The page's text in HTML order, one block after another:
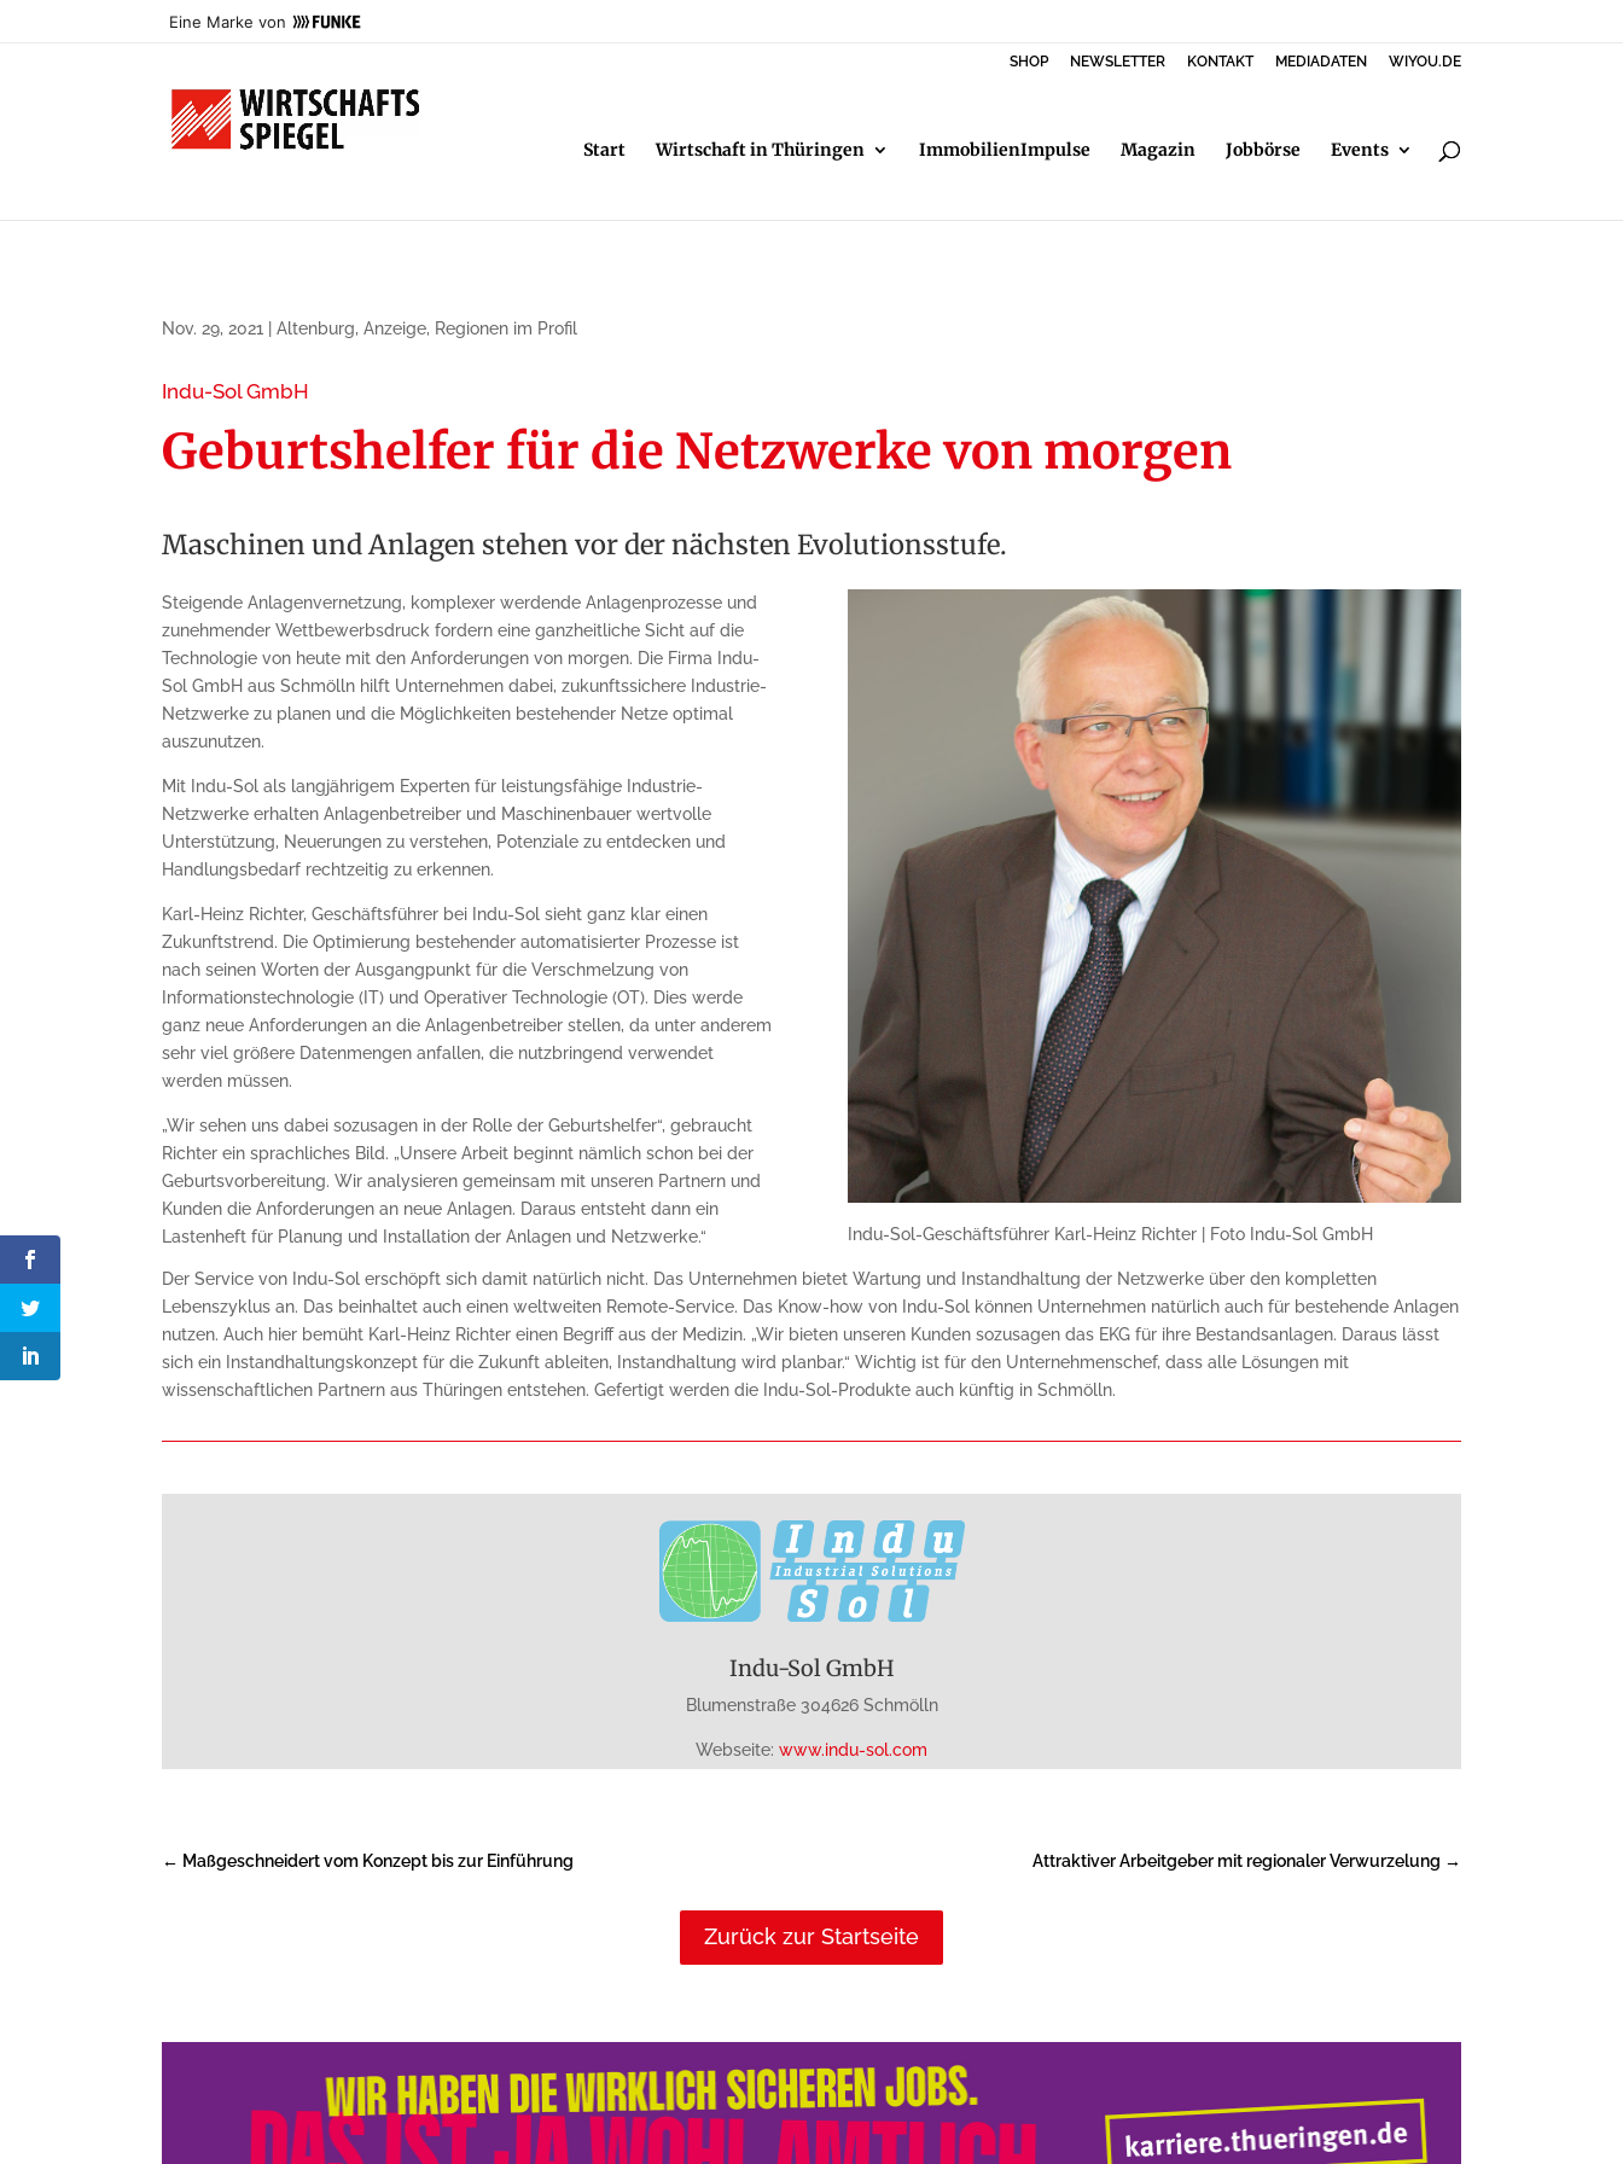
Eine Marke von
SHOP NEWSLETTER KONTAKT MEDIADATEN WIYOU.DE
Start Wirtschaft in Thüringen ImmobilienImpulse Magazin Jobbörse Events
Nov. 29, 2021 |Altenburg,Anzeige, Regionen im Profil
Indu-Sol GmbH
Geburtshelfer für die Netzwerke von morgen
Maschinen und Anlagen stehen vor der nächsten Evolutionsstufe.
Steigende Anlagenvernetzung, komplexer werdende Anlagenprozesse und
zunehmender Wettbewerbsdruck fordern eine ganzheitliche Sicht auf die
Technologie von heute mit den Anforderungen von morgen. Die Firma Indu-
Sol GmbH aus Schmölln hilft Unternehmen dabei, zukunftssichere Industrie-
Netzwerke zu planen und die Möglichkeiten bestehender Netze optimal
auszunutzen.
Mit Indu-Sol als langjährigem Experten für leistungsfähige Industrie-
Netzwerke erhalten Anlagenbetreiber und Maschinenbauer wertvolle
Unterstützung, Neuerungen zu verstehen, Potenziale zu entdecken und
Handlungsbedarf rechtzeitig zu erkennen.
Karl-Heinz Richter, Geschäftsführer bei Indu-Sol sieht ganz klar einen
Zukunftstrend. Die Optimierung bestehender automatisierter Prozesse ist
nach seinen Worten der Ausgangpunkt für die Verschmelzung von
Informationstechnologie (IT) und Operativer Technologie (OT). Dies werde
ganz neue Anforderungen an die Anlagenbetreiber stellen, da unter anderem
sehr viel größere Datenmengen anfallen, die nutzbringend verwendet
werden müssen.
„Wir sehen uns dabei sozusagen in der Rolle der Geburtshelfer“, gebraucht
Richter ein sprachliches Bild. „Unsere Arbeit beginnt nämlich schon bei der
Geburtsvorbereitung. Wir analysieren gemeinsam mit unseren Partnern und
Kunden die Anforderungen an neue Anlagen. Daraus entsteht dann ein
Lastenheft für Planung und Installation der Anlagen und Netzwerke.“
Indu-Sol-Geschäftsführer Karl-Heinz Richter | Foto Indu-Sol GmbH
Der Service von Indu-Sol erschöpft sich damit natürlich nicht. Das Unternehmen bietet Wartung und Instandhaltung der Netzwerke über den kompletten
Lebenszyklus an. Das beinhaltet auch einen weltweiten Remote-Service. Das Know-how von Indu-Sol können Unternehmen natürlich auch für bestehende Anlagen
nutzen. Auch hier bemüht Karl-Heinz Richter einen Begriff aus der Medizin. „Wir bieten unseren Kunden sozusagen das EKG für ihre Bestandsanlagen. Daraus lässt
sich ein Instandhaltungskonzept für die Zukunft ableiten, Instandhaltung wird planbar.“ Wichtig ist für den Unternehmenschef, dass alle Lösungen mit
wissenschaftlichen Partnern aus Thüringen entstehen. Gefertigt werden die Indu-Sol-Produkte auch künftig in Schmölln.
Indu-Sol GmbH
Blumenstraße 304626 Schmölln
Webseite: www.indu-sol.com
← Maßgeschneidert vom Konzept bis zur Einführung Attraktiver Arbeitgeber mit regionaler Verwurzelung →
Zurück zur Startseite